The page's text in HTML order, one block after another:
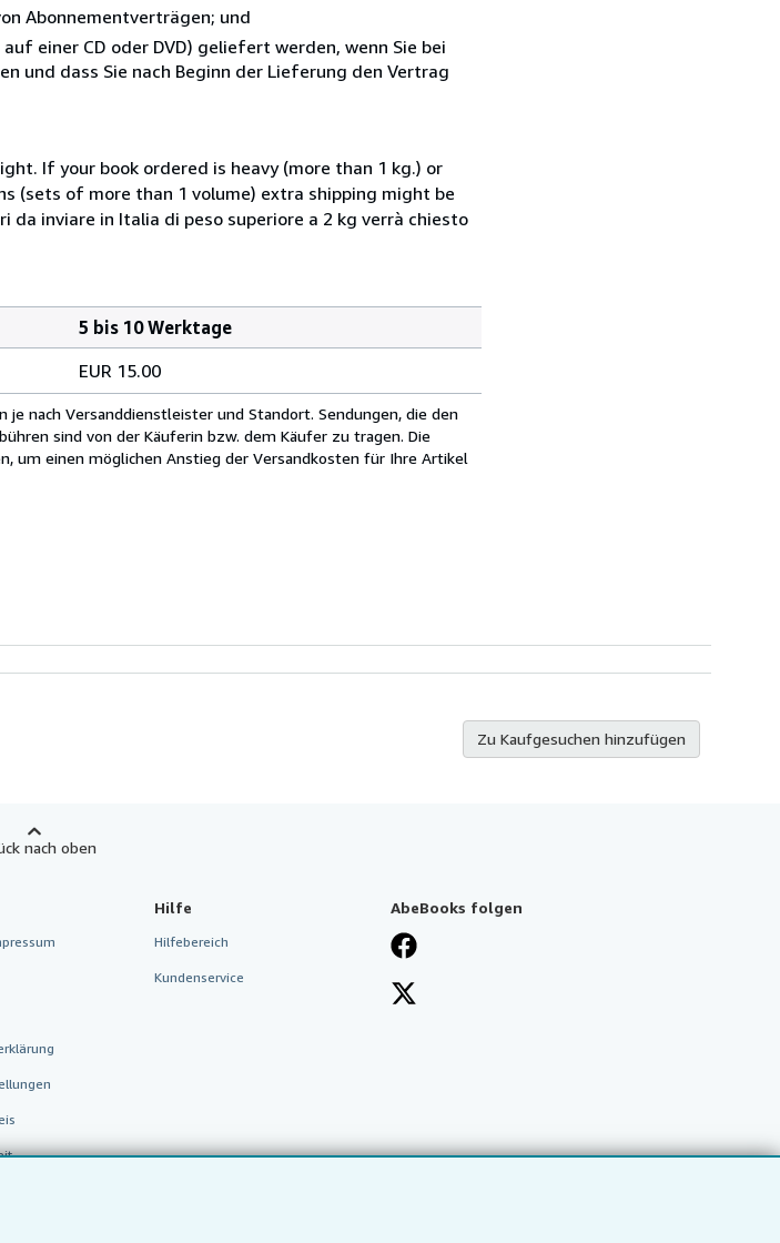
Abonnementverträgen; und
einer CD oder DVD) geliefert werden, wenn Sie bei
und dass Sie nach Beginn der Lieferung den Vertrag
If your book ordered is heavy (more than 1 kg.) or
(sets of more than 1 volume) extra shipping might be
inviare in Italia di peso superiore a 2 kg verrà chiesto
5 bis 10 Werktage
EUR 15.00
nach Versanddienstleister und Standort. Sendungen, die den
sind von der Käuferin bzw. dem Käufer zu tragen. Die
um einen möglichen Anstieg der Versandkosten für Ihre Artikel
Zu Kaufgesuchen hinzufügen
nach oben
Hilfe
Hilfebereich
Kundenservice
AbeBooks folgen